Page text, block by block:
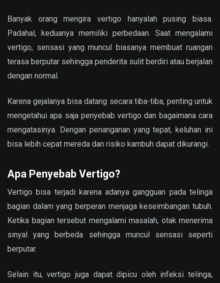
Banyak orang mengira vertigo hanyalah pusing biasa.
Padahal, keduanya memiliki perbedaan. Saat mengalami
vertigo, sensasi yang muncul biasanya membuat ruangan
terasa berputar sehingga penderita sulit berdiri atau berjalan
dengan normal.
Karena gejalanya bisa datang secara tiba-tiba, penting untuk
mengetahui apa saja penyebab vertigo dan bagaimana cara
mengatasinya. Dengan penanganan yang tepat, keluhan ini
bisa lebih cepat mereda dan risiko kambuh dapat dikurangi.
Apa Penyebab Vertigo?
Vertigo bisa terjadi karena adanya gangguan pada telinga
bagian dalam yang berperan menjaga keseimbangan tubuh.
Ketika bagian tersebut mengalami masalah, otak menerima
sinyal yang berbeda sehingga muncul sensasi seperti
berputar.
Selain itu, vertigo juga dapat dipicu oleh infeksi telinga,